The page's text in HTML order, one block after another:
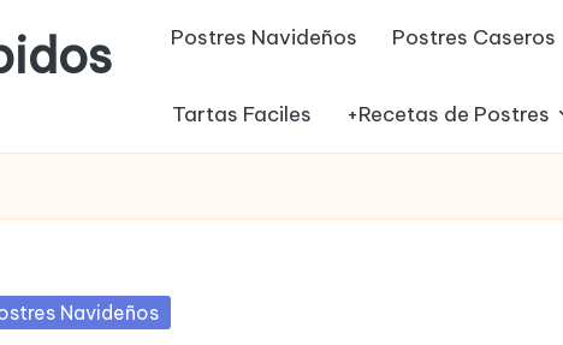
Postres Navideños Postres Caseros
Tartas Faciles +Recetas de Postres
Navideños